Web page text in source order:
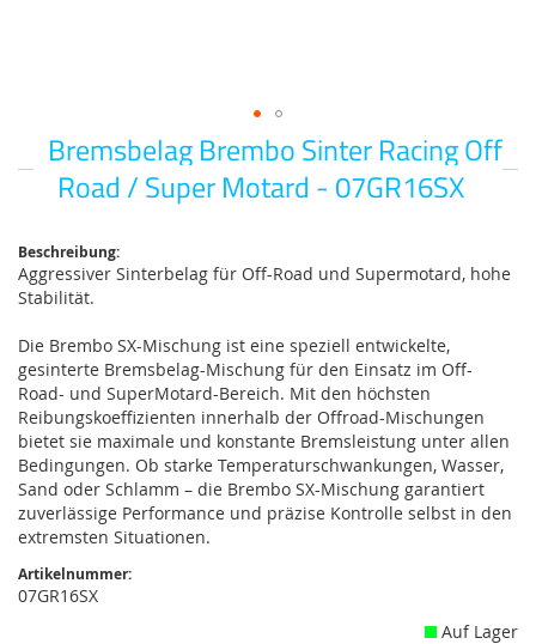
Bremsbelag Brembo Sinter Racing Off
Road / Super Motard - 07GR16SX
Zum
Anfang
Beschreibung:
Aggressiver Sinterbelag für Off-Road und Supermotard, hohe
Stabilität.
Die Brembo SX-Mischung ist eine speziell entwickelte,
gesinterte Bremsbelag-Mischung für den Einsatz im Off-
Road- und SuperMotard-Bereich. Mit den höchsten
Reibungskoeffizienten innerhalb der Offroad-Mischungen
bietet sie maximale und konstante Bremsleistung unter allen
Bedingungen. Ob starke Temperaturschwankungen, Wasser,
Sand oder Schlamm – die Brembo SX-Mischung garantiert
zuverlässige Performance und präzise Kontrolle selbst in den
extremsten Situationen.
Artikelnummer:
07GR16SX
Auf Lager